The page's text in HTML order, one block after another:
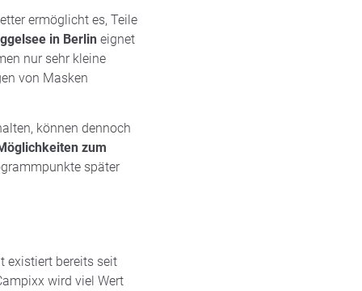
ermöglicht es, Teile
in Berlin eignet
nur sehr kleine
von Masken
können dennoch
zum
später
existiert bereits seit
wird viel Wert